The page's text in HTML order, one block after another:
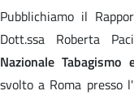
Pubblichiamo il
Dott.ssa Roberta
Nazionale Tabagismo
svolto a Roma presso